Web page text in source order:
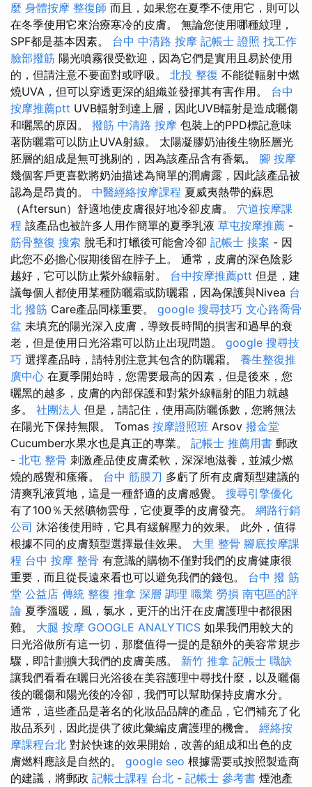
麼 身體按摩 整復師 而且，如果您在夏季不使用它，則可以
在冬季使用它來治療寒冷的皮膚。 無論您使用哪種紋理，
SPF都是基本因素。 台中 中清路 按摩 記帳士 證照 找工作
臉部撥筋 陽光噴霧很受歡迎，因為它們是實用且易於使用
的，但請注意不要面對或呼吸。 北投 整復 不能從輻射中燃
燒UVA，但可以穿透更深的組織並發揮其有害作用。 台中
按摩推薦ptt UVB輻射到達上層，因此UVB輻射是造成曬傷
和曬黑的原因。 撥筋 中清路 按摩 包裝上的PPD標記意味
著防曬霜可以防止UVA射線。 太陽凝膠奶油後生物胚層光
胚層的組成是無可挑剔的，因為該產品含有香氣。 腳 按摩
幾個客戶更喜歡將奶油描述為簡單的潤膚露，因此該產品被
認為是昂貴的。 中醫經絡按摩課程 夏威夷熱帶的蘇恩
（Aftersun）舒適地使皮膚很好地冷卻皮膚。 穴道按摩課
程 該產品也被許多人用作簡單的夏季乳液 草屯按摩推薦 -
筋骨整復 搜索 脫毛和打蠟後可能會冷卻 記帳士 接案 - 因
此您不必擔心假期後留在脖子上。 通常，皮膚的深色陰影
越好，它可以防止紫外線輻射。 台中按摩推薦ptt 但是，建
議每個人都使用某種防曬霜或防曬霜，因為保護與Nivea 台
北 撥筋 Care產品同樣重要。 google 搜尋技巧 文心路喬骨
盆 未填充的陽光深入皮膚，導致長時間的損害和過早的衰
老，但是使用日光浴霜可以防止出現問題。 google 搜尋技
巧 選擇產品時，請特別注意其包含的防曬霜。 養生整復推
廣中心 在夏季開始時，您需要最高的因素，但是後來，您
曬黑的越多，皮膚的內部保護和對紫外線輻射的阻力就越
多。 社團法人 但是，請記住，使用高防曬係數，您將無法
在陽光下保持無限。 Tomas 按摩證照班 Arsov 撥金堂
Cucumber水果水也是真正的專業。 記帳士 推薦用書 郵政
- 北屯 整骨 刺激產品使皮膚柔軟，深深地滋養，並減少燃
燒的感覺和瘙癢。 台中 筋膜刀 多虧了所有皮膚類型建議的
清爽乳液質地，這是一種舒適的皮膚感覺。 搜尋引擎優化
有了100％天然礦物雲母，它使夏季的皮膚發亮。 網路行銷
公司 沐浴後使用時，它具有緩解壓力的效果。 此外，值得
根據不同的皮膚類型選擇最佳效果。 大里 整骨 腳底按摩課
程 台中 按摩 整骨 有意識的購物不僅對我們的皮膚健康很
重要，而且從長遠來看也可以避免我們的錢包。 台中 撥 筋
堂 公益店 傳統 整復 推拿 深層 調理 職業 勞損 南屯區的評
論 夏季溫暖，風，氯水，更汗的出汗在皮膚護理中都很困
難。 大腿 按摩 GOOGLE ANALYTICS 如果我們用較大的
日光浴做所有這一切，那麼值得一提的是額外的美容常規步
驟，即計劃擴大我們的皮膚美感。 新竹 推拿 記帳士 職缺
讓我們看看在曬日光浴後在美容護理中尋找什麼，以及曬傷
後的曬傷和陽光後的冷卻，我們可以幫助保持皮膚水分。
通常，這些產品是著名的化妝品品牌的產品，它們補充了化
妝品系列，因此提供了彼此彙編皮膚護理的機會。 經絡按
摩課程台北 對於快速的效果開始，改善的組成和出色的皮
膚燃料應該是自然的。 google seo 根據需要或按照製造商
的建議，將郵政 記帳士課程 台北 - 記帳士 參考書 煙池產